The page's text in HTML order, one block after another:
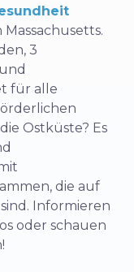
3
für alle
Ostküste? Es
die auf
Informieren
oder schauen